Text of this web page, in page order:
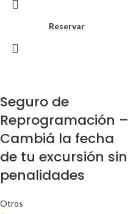
Reservar
Seguro de
Reprogramación –
Cambiá la fecha
de tu excursión sin
penalidades
Otros